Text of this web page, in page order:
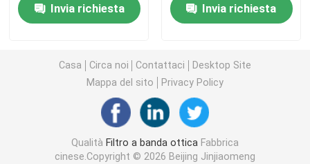
Filtri per analizzatori biochimici
Filtro di banda visibile
Filtro ottico a lungo passaggio
Filtro ottico a corto passaggio
Invia richiesta
Invia richiesta
Casa Circa noi Contattaci
Desktop Site
Mappa del sito
Privacy Policy
Qualità Filtro a banda ottica Fabbrica
cinese.Copyright © 2026 Beijing Jinjiaomeng